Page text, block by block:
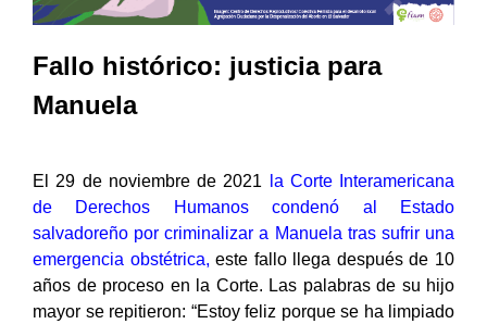
Fallo histórico: justicia para
Manuela
El 29 de noviembre de 2021 la Corte Interamericana
de Derechos Humanos condenó al Estado
salvadoreño por criminalizar a Manuela tras sufrir una
emergencia obstétrica, este fallo llega después de 10
años de proceso en la Corte. Las palabras de su hijo
mayor se repitieron: “Estoy feliz porque se ha limpiado